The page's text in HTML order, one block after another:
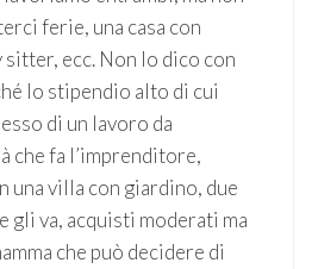
ferie, una casa con
sitter, ecc. Non lo dico con
lo stipendio alto di cui
di un lavoro da
che fa l’imprenditore,
una villa con giardino, due
gli va, acquisti moderati ma
che può decidere di